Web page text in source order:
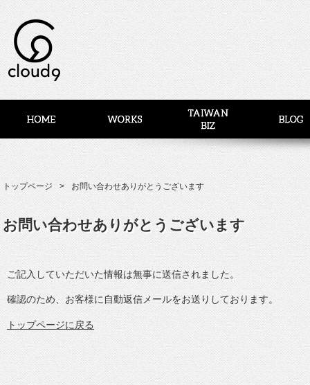
トップページ お問い合わせありがとうございます
お問い合わせありがとうございます
ご記入していただいた情報は無事に送信されました。
確認のため、お客様に自動返信メールをお送りしております。
トップページに戻る